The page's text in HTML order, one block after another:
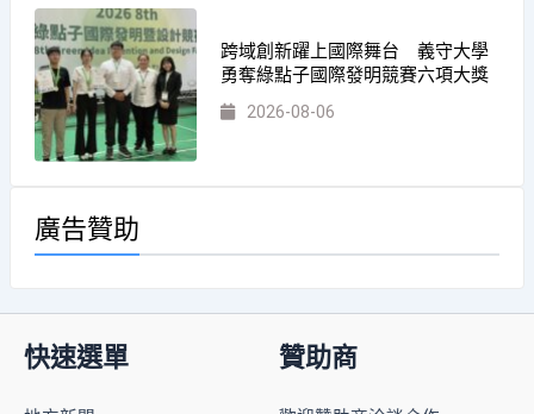
跨域創新躍上國際舞台 義守大學
勇奪綠點子國際發明競賽六項大獎
2026-08-06
廣告贊助
快速選單 贊助商